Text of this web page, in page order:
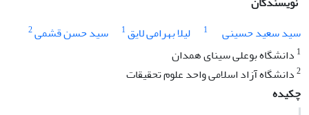
سید سعید حسینی
1 لیلا بهرامی لایق1 سید حسن قشمی2
1 دانشگاه بوعلی سینای همدان
2دانشگاه آزاد اسلامی واحد علوم تحقیقات
چکیده